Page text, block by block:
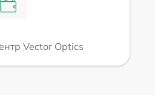
Vector Optics